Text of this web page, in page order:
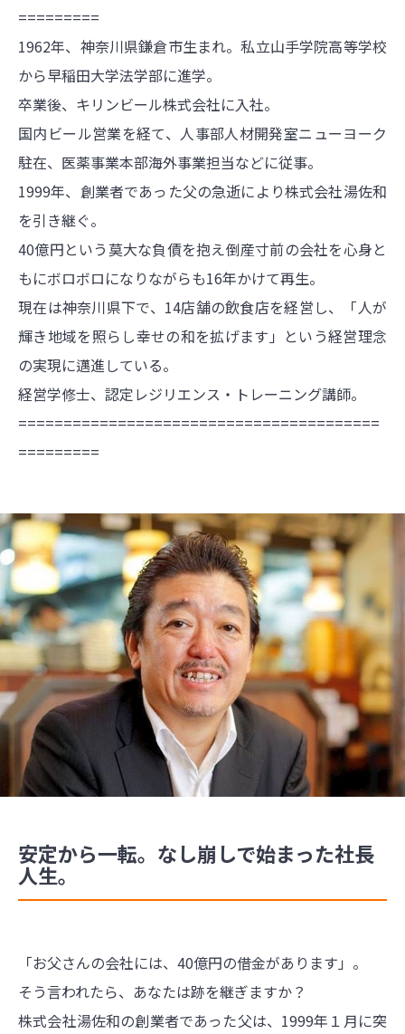
=========
1962年、神奈川県鎌倉市生まれ。私立山手学院高等学校
から早稲田大学法学部に進学。
卒業後、キリンビール株式会社に入社。
国内ビール営業を経て、人事部人材開発室ニューヨーク
駐在、医薬事業本部海外事業担当などに従事。
1999年、創業者であった父の急逝により株式会社湯佐和
を引き継ぐ。
40億円という莫大な負債を抱え倒産寸前の会社を心身と
もにボロボロになりながらも16年かけて再生。
現在は神奈川県下で、14店舗の飲食店を経営し、「人が
輝き地域を照らし幸せの和を拡げます」という経営理念
の実現に邁進している。
経営学修士、認定レジリエンス・トレーニング講師。
========================================
=========
安定から一転。なし崩しで始まった社長
人生。
「お父さんの会社には、40億円の借金があります」。
そう言われたら、あなたは跡を継ぎますか？
株式会社湯佐和の創業者であった父は、1999年１月に突